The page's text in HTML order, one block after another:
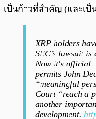
เป็นก้าวที่สำคัญ (และเป็
XRP holders
SEC’s lawsuit
Now it's official.
permits John
“meaningful
Court “reach a
another
development.